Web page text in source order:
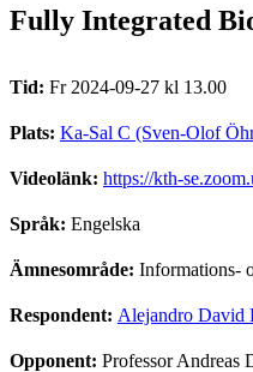
Fully Integrated
Tid: Fr 2024-09-27 kl 13.00
Plats: Ka-Sal C (Sven-Olof
Videolänk: https://kth-
Språk: Engelska
Ämnesområde: Informations-
Respondent: Alejandro David
Opponent: Professor Andreas